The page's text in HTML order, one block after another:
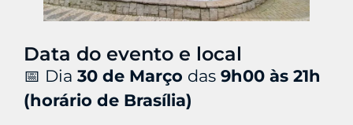
Data do evento e local
📅 Dia 30 de Março das 9h00 às 21h
(horário de Brasília)